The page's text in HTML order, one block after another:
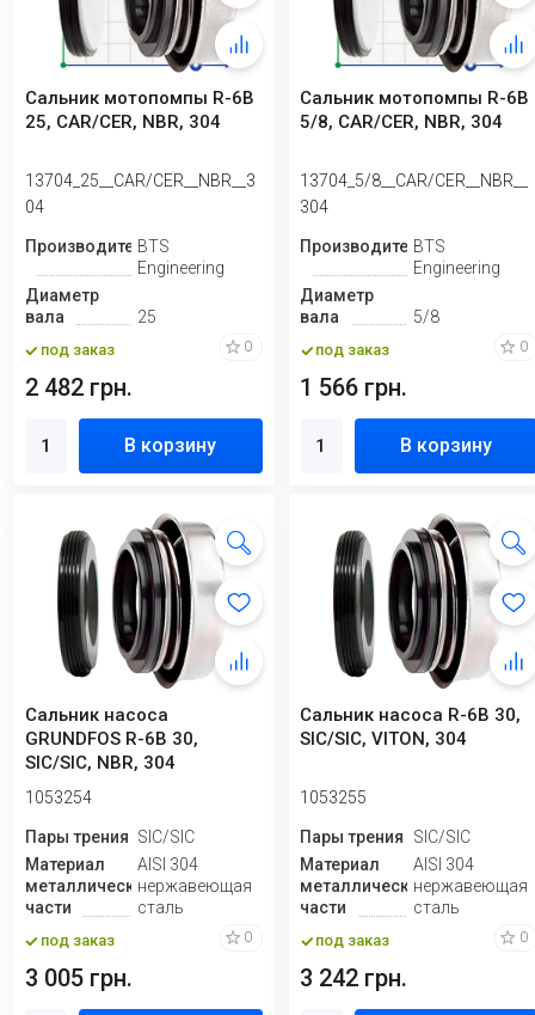
Сальник мотопомпы R-6B
25, CAR/CER, NBR, 304
13704_25__CAR/CER__NBR__3
04
ПроизводительBTS
Engineering
Диаметр
вала
25
под заказ 0
2 482 грн.
В корзину
Сальник мотопомпы R-6B
5/8, CAR/CER, NBR, 304
13704_5/8__CAR/CER__NBR__
304
ПроизводительBTS
Engineering
Диаметр
вала
5/8
под заказ 0
1 566 грн.
В корзину
Сальник насоса
GRUNDFOS R-6B 30,
SIC/SIC, NBR, 304
1053254
Пары трения SIC/SIC
Материал
металлической
части
AISI 304
нержавеющая
сталь
под заказ 0
3 005 грн.
Сальник насоса R-6B 30,
SIC/SIC, VITON, 304
1053255
Пары трения
SIC/SIC
Материал
металлической
части
AISI 304
нержавеющая
сталь
под заказ 0
3 242 грн.